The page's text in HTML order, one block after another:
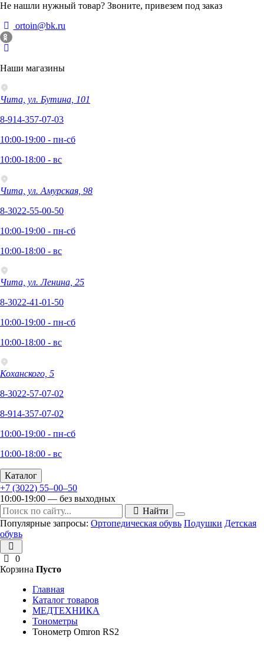
Не нашли нужный товар? Звоните, привезем под заказ
ortoin@bk.ru
Наши магазины
Чита, ул. Бутина, 101
8-914-357-07-03
10:00-19:00 - пн-сб
10:00-18:00 - вс
Чита, ул. Амурская, 98
8-3022-55-00-50
10:00-19:00 - пн-сб
10:00-18:00 - вс
Чита, ул. Ленина, 25
8-3022-41-01-50
10:00-19:00 - пн-сб
10:00-18:00 - вс
Коханского, 5
8-3022-57-07-02
8-914-357-07-02
10:00-19:00 - пн-сб
10:00-18:00 - вс
Каталог
+7 (3022) 55‒00‒50
10:00-19:00 — без выходных
Найти
Популярные запросы: Ортопедическая обувь Подушки Детская
обувь
0
Корзина Пусто
Главная
Каталог товаров
МЕДТЕХНИКА
Тонометры
Тонометр Omron RS2